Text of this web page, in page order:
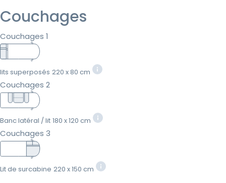
Couchages
Couchages 1
lits superposés 220 x 80 cm
Couchages 2
Banc latéral / lit 180 x 120 cm
Couchages 3
Lit de surcabine 220 x 150 cm